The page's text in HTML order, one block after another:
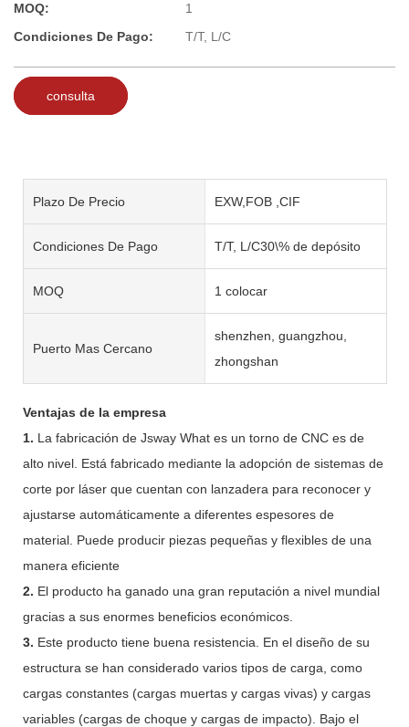
MOQ:
1
Condiciones De Pago:
T/T, L/C
consulta
Plazo De Precio EXW,FOB ,CIF
Condiciones De Pago T/T, L/C30\% de depósito
MOQ 1 colocar
Puerto Mas Cercano
shenzhen, guangzhou,
zhongshan
Ventajas de la empresa
1. La fabricación de Jsway What es un torno de CNC es de
alto nivel. Está fabricado mediante la adopción de sistemas de
corte por láser que cuentan con lanzadera para reconocer y
ajustarse automáticamente a diferentes espesores de
material. Puede producir piezas pequeñas y flexibles de una
manera eficiente
2. El producto ha ganado una gran reputación a nivel mundial
gracias a sus enormes beneficios económicos.
3. Este producto tiene buena resistencia. En el diseño de su
estructura se han considerado varios tipos de carga, como
cargas constantes (cargas muertas y cargas vivas) y cargas
variables (cargas de choque y cargas de impacto). Bajo el